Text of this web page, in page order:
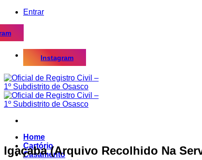
Skip
Entrar
Instagram
Home
Cartório
Casamento
Igaçaba (Arquivo Recolhido Na